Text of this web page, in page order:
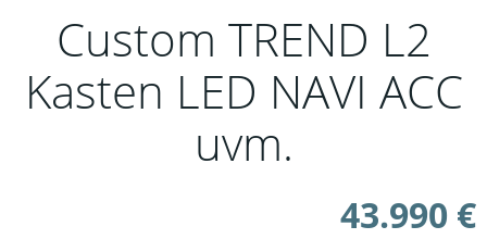
Custom TREND L2
Kasten LED NAVI ACC
uvm.
43.990 €